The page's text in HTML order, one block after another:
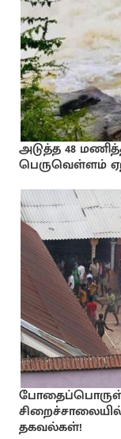
அடுத்த 48
பெருவெள்ளம்
போதைப்பொருள்
சிறைச்சாலையில்
தகவல்கள்!